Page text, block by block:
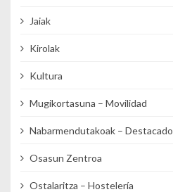
Jaiak
Kirolak
Kultura
Mugikortasuna – Movilidad
Nabarmendutakoak – Destacado
Osasun Zentroa
Ostalaritza – Hostelería